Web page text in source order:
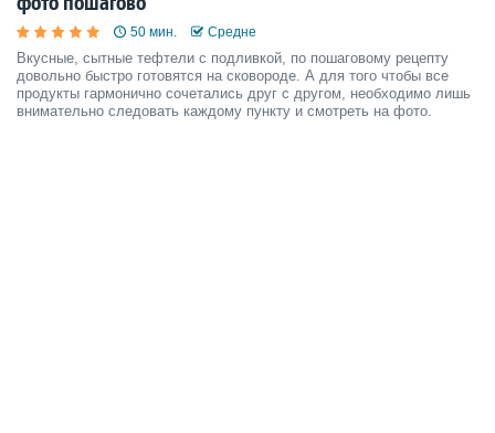
50 мин. Средне
Вкусные, сытные тефтели с подливкой, по пошаговому рецепту
довольно быстро готовятся на сковороде. А для того чтобы все
продукты гармонично сочетались друг с другом, необходимо лишь
внимательно следовать каждому пункту и смотреть на фото.